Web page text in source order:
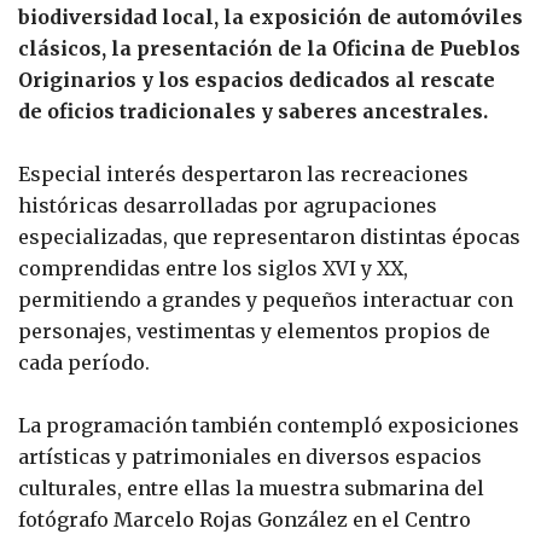
biodiversidad local, la exposición de automóviles
clásicos, la presentación de la Oficina de Pueblos
Originarios y los espacios dedicados al rescate
de oficios tradicionales y saberes ancestrales.
Especial interés despertaron las recreaciones
históricas desarrolladas por agrupaciones
especializadas, que representaron distintas épocas
comprendidas entre los siglos XVI y XX,
permitiendo a grandes y pequeños interactuar con
personajes, vestimentas y elementos propios de
cada período.
La programación también contempló exposiciones
artísticas y patrimoniales en diversos espacios
culturales, entre ellas la muestra submarina del
fotógrafo Marcelo Rojas González en el Centro